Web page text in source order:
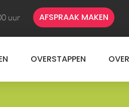
uur AFSPRAAK MAKEN
OVERSTAPPEN